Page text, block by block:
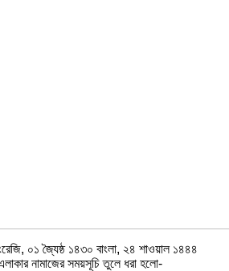
০১ জ্যৈষ্ঠ ১৪৩০ বাংলা, ২৪ শাওয়াল ১৪৪৪
নামাজের সময়সূচি তুলে ধরা হলো-